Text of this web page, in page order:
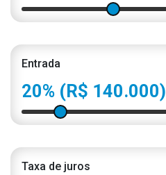
Entrada
20% (R$ 140.000)
Taxa de juros